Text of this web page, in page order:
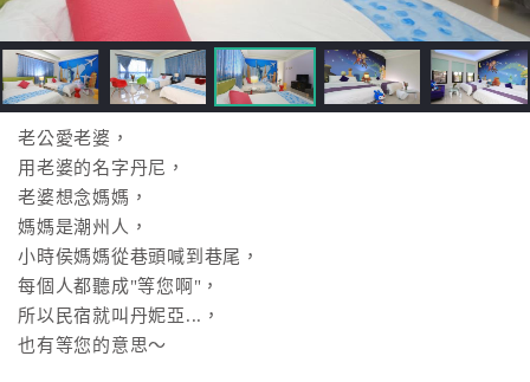
接
跟
飯
店
訂
房
HOT
特
色
民
宿
老公愛老婆，
用老婆的名字丹尼，
老婆想念媽媽，
媽媽是潮州人，
小時侯媽媽從巷頭喊到巷尾，
每個人都聽成"等您啊"，
所以民宿就叫丹妮亞...，
也有等您的意思～